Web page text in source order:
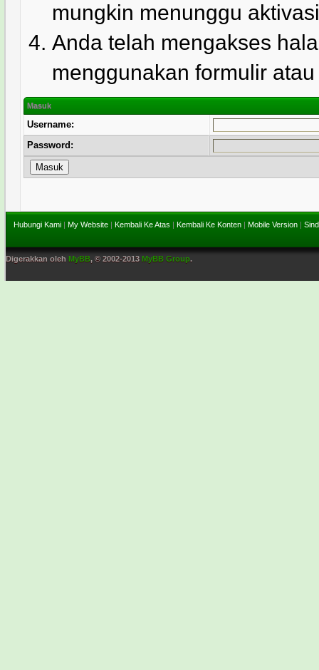
mungkin menunggu
Anda telah mengakses
menggunakan formulir
Masuk
Username:
Password:
Hubungi Kami | My Website | Kembali Ke Atas | Kembali Ke Konten | Mobile Version |
Digerakkan oleh MyBB, © 2002-2013 MyBB Group.